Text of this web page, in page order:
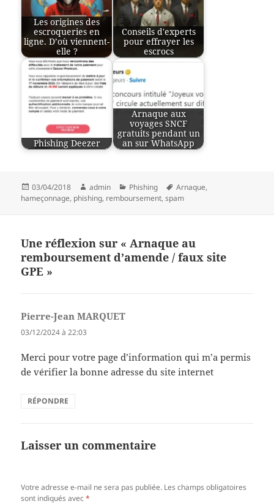
Les origines des
escroqueries en
ligne. D’où viennent-
elle ?
Conseils d'experts
pour effrayer les
escrocs
Phishing Deezer
Arnaque aux
voyages SNCF
gratuits pendant un
an sur WhatsApp
Publié
le
03/04/2018 Auteur
admin Catégories
Phishing
Mots-
clés
Arnaque,
hameçonnage, phishing, remboursement,spam
Une réflexion sur « Arnaque au
remboursement d’amende / faux site
GPE »
Pierre-Jean MARQUET
03/12/2024 à 22:03
Merci pour votre page d’information qui m’a permis
de vérifier la bonne adresse du site internet
RÉPONDRE
Laisser un commentaire
Votre adresse e-mail ne sera pas publiée. Les champs obligatoires
sont indiqués avec*